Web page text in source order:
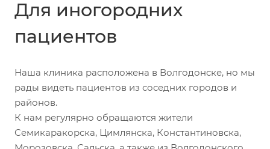
Для иногородних
пациентов
Наша клиника расположена в Волгодонске, но мы
рады видеть пациентов из соседних городов и
районов.
К нам регулярно обращаются жители
Семикаракорска, Цимлянска, Константиновска,